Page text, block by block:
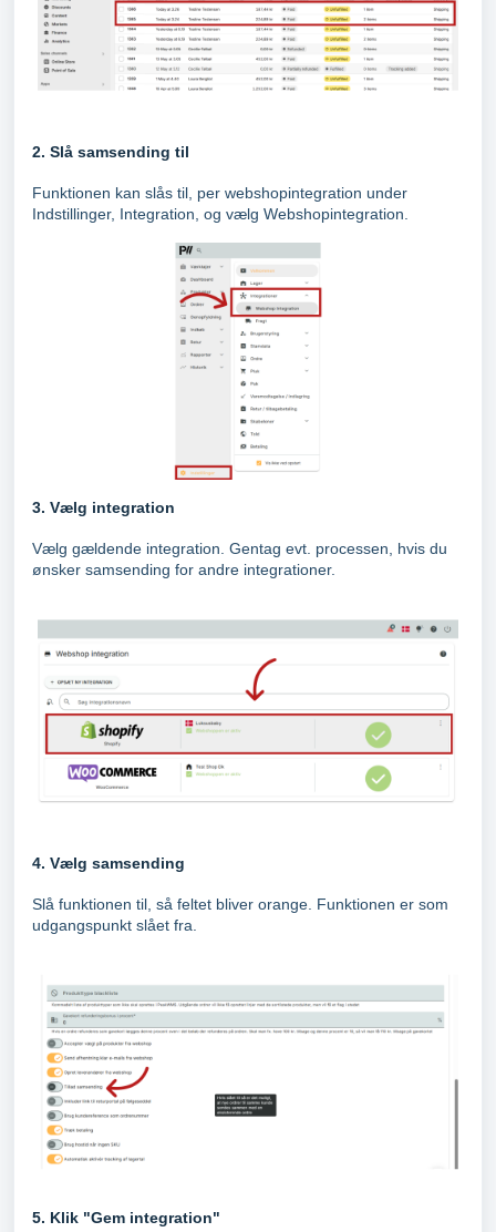
2. Slå samsending til
Funktionen kan slås til, per webshopintegration under
Indstillinger, Integration, og vælg Webshopintegration.
3. Vælg integration
Vælg gældende integration. Gentag evt. processen, hvis du
ønsker samsending for andre integrationer.
4. Vælg samsending
Slå funktionen til, så feltet bliver orange. Funktionen er som
udgangspunkt slået fra.
5. Klik "Gem integration"